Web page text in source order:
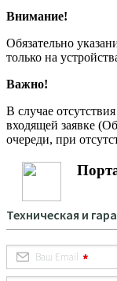
Внимание!
Обязательно
только на
Важно!
В случае
входящей заявке
очереди, при